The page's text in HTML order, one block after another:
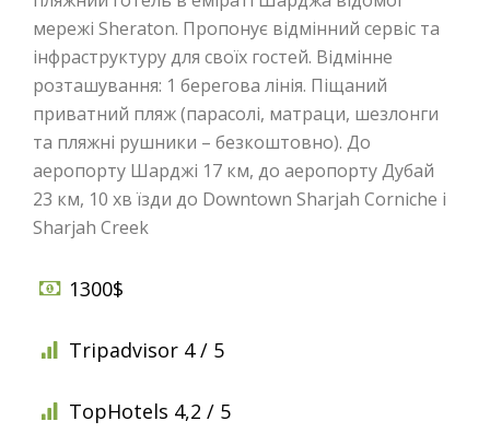
мережі Sheraton. Пропонує відмінний сервіс та
інфраструктуру для своїх гостей. Відмінне
розташування: 1 берегова лінія. Піщаний
приватний пляж (парасолі, матраци, шезлонги
та пляжні рушники – безкоштовно). До
аеропорту Шарджі 17 км, до аеропорту Дубай
23 км, 10 хв їзди до Downtown Sharjah Corniche і
Sharjah Creek
1300$
Tripadvisor 4 / 5
TopHotels 4,2 / 5